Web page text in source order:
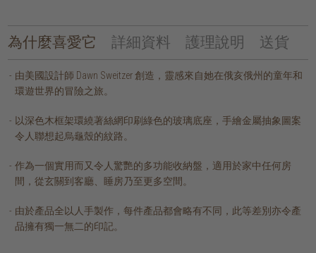
為什麼喜愛它 詳細資料 護理說明 送貨
由美國設計師 Dawn Sweitzer 創造，靈感來自她在俄亥俄州的童年和
環遊世界的冒險之旅。
以深色木框架環繞著絲網印刷綠色的玻璃底座，手繪金屬抽象圖案
令人聯想起烏龜殼的紋路。
作為一個實用而又令人驚艷的多功能收納盤，適用於家中任何房
間，從玄關到客廳、睡房乃至更多空間。
由於產品全以人手製作，每件產品都會略有不同，此等差別亦令產
品擁有獨一無二的印記。